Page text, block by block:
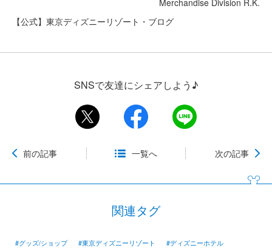
【公式】東京ディズニーリゾート・ブログ
SNSで友達にシェアしよう♪
前の記事 一覧へ 次の記事
関連タグ
#グッズ/ショップ #東京ディズニーリゾート #ディズニーホテル